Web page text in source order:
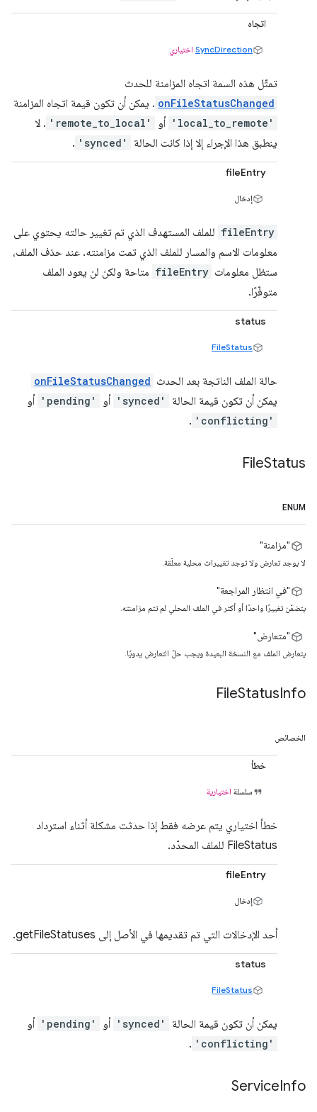
اتجاه
SyncDirection اختياري
تمثّل هذه السمة اتجاه المزامنة للحدث
onFileStatusChanged . يمكن أن تكون قيمة اتجاه المزامنة
'local_to_remote' أو 'remote_to_local' . لا
ينطبق هذا الإجراء إلا إذا كانت الحالة
'synced'
.
fileEntry
إدخال
fileEntry للملف المستهدف الذي تم تغيير حالته يحتوي على
معلومات الاسم والمسار للملف الذي تمت مزامنته. عند حذف الملف،
ستظل معلومات fileEntry متاحة ولكن لن يعود الملف
متوفّرًا.
status
FileStatus
حالة الملف الناتجة بعد الحدث onFileStatusChanged
يمكن أن تكون قيمة الحالة 'synced' أو 'pending' أو
'conflicting'
.
FileStatus
ENUM
"مزامنة"
لا يوجد تعارض ولا توجد تغييرات محلية معلّقة.
"في انتظار المراجعة"
يتضمّن تغييرًا واحدًا أو أكثر في الملف المحلي لم تتم مزامنته.
"متعارض"
يتعارض الملف مع النسخة البعيدة ويجب حلّ التعارض يدويًا.
FileStatusInfo
الخصائص
خطأ
سلسلة اختيارية
خطأ اختياري يتم عرضه فقط إذا حدثت مشكلة أثناء استرداد
FileStatus للملف المحدّد.
fileEntry
إدخال
أحد الإدخالات التي تم تقديمها في الأصل إلى getFileStatuses.
status
FileStatus
يمكن أن تكون قيمة الحالة 'synced' أو 'pending' أو
'conflicting'
.
ServiceInfo